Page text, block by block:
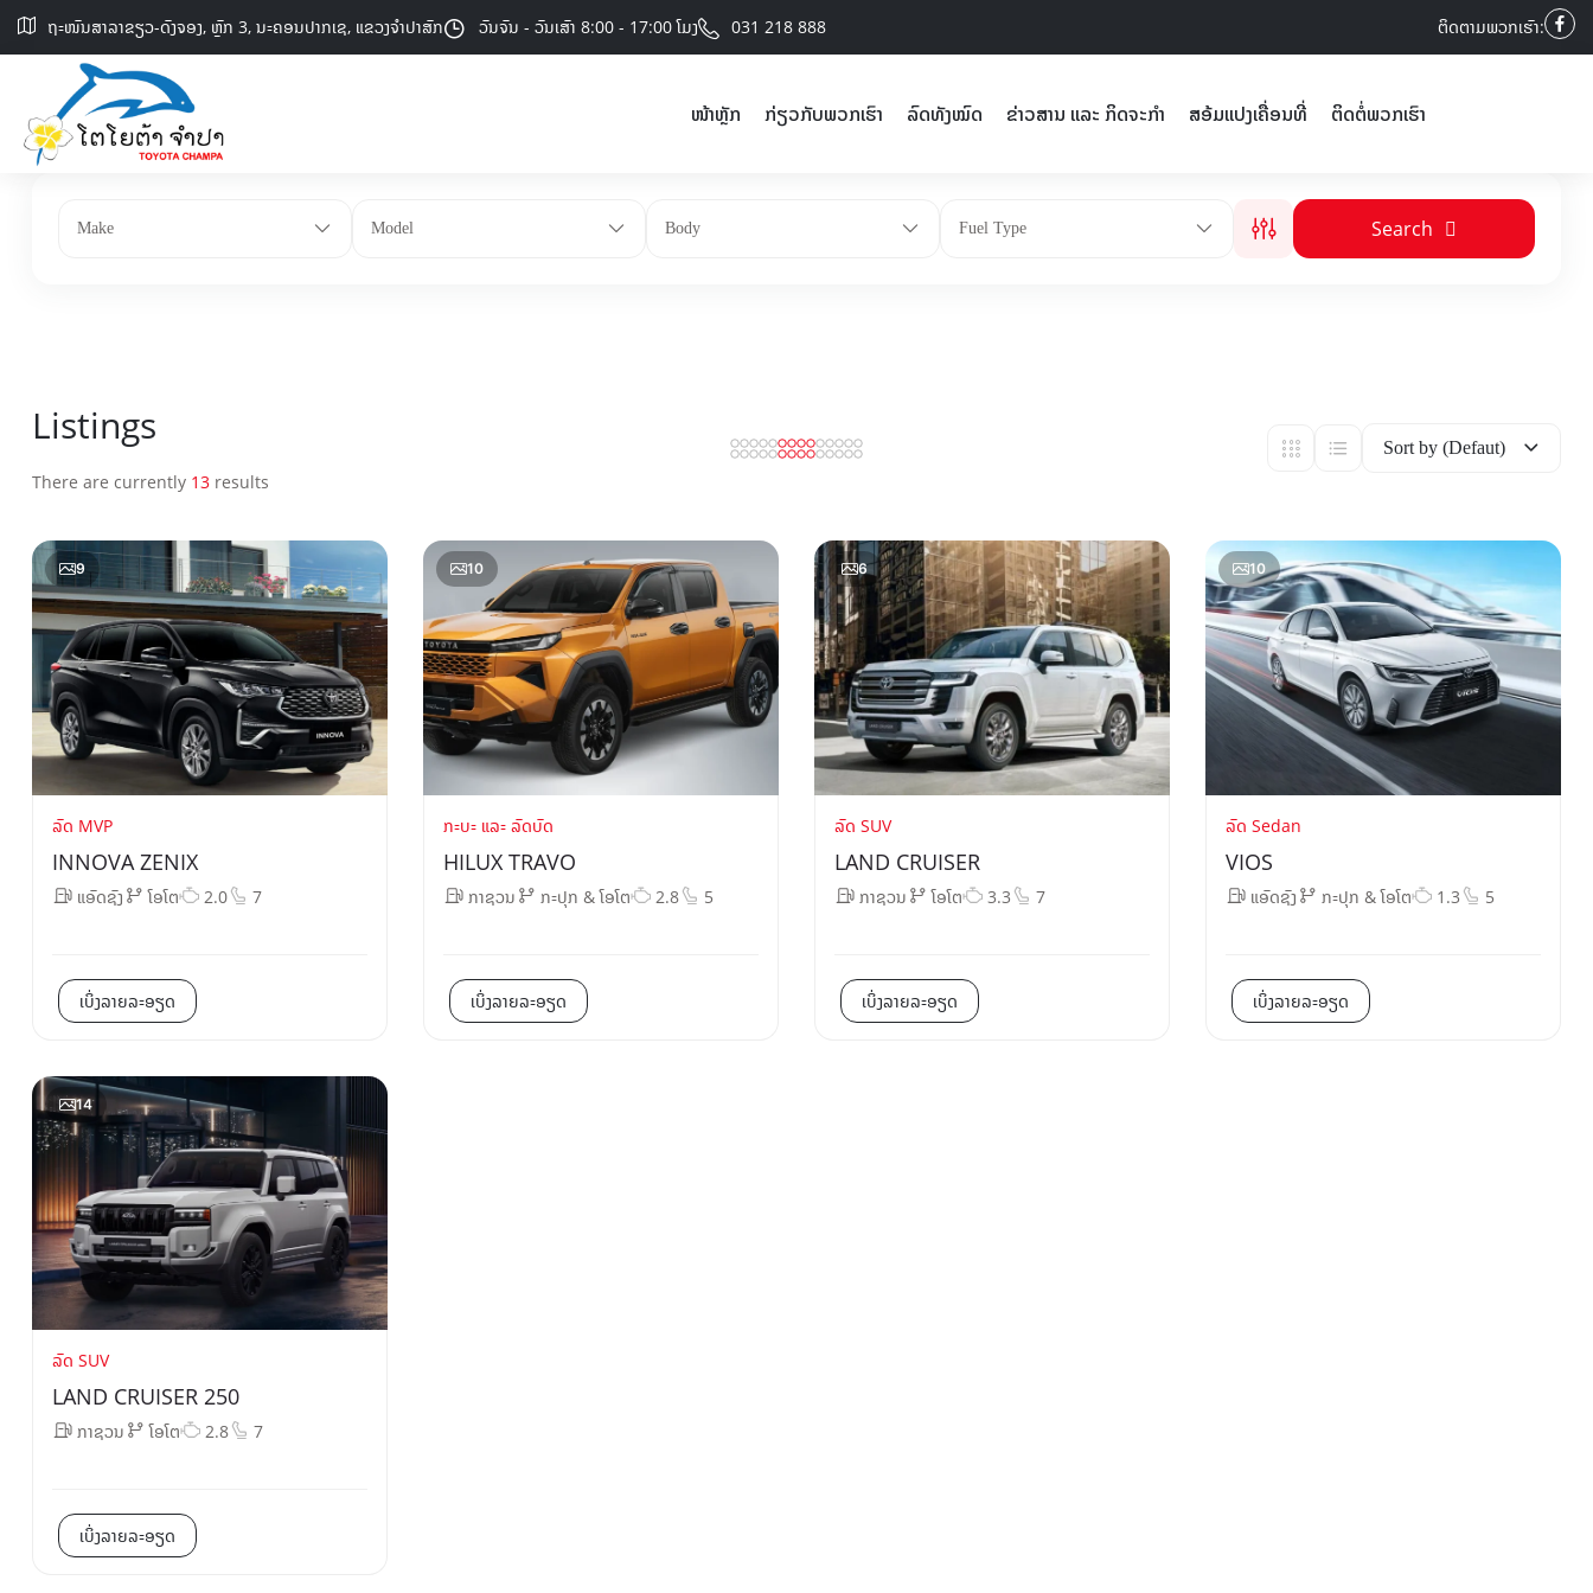
ຖະໜົນສາລາຂຽວ-ດົງຈອງ,​ ຫຼັກ 3, ນະຄອນປາກເຊ, ແຂວງຈຳປາສັກ ວັນຈັນ - ວັນເສົາ 8:00 - 17:00 ໂມງ 031 218 888 ຕິດຕາມພວກເຮົາ:
ໜ້າຫຼັກ ກ່ຽວກັບພວກເຮົາ ລົດທັງໝົດ ຂ່າວສານ ແລະ ກິດຈະກຳ ສອ້ມແປງເຄື່ອນທີ່ ຕິດຕໍ່ພວກເຮົາ
Make Model Body Fuel Type Search
Listings
There are currently 13 results
Sort by (Defaut)
9
ລົດ MVP
INNOVA ZENIX
ແອັດຊັງ ໂອໂຕ 2.0 7
ເບິ່ງລາຍລະອຽດ
10
ກະບະ ແລະ ລົດບັດ
HILUX TRAVO
ກາຊວນ ກະປຸກ & ໂອໂຕ 2.8 5
ເບິ່ງລາຍລະອຽດ
6
ລົດ SUV
LAND CRUISER
ກາຊວນ ໂອໂຕ 3.3 7
ເບິ່ງລາຍລະອຽດ
10
ລົດ Sedan
VIOS
ແອັດຊັງ ກະປຸກ & ໂອໂຕ 1.3 5
ເບິ່ງລາຍລະອຽດ
14
ລົດ SUV
LAND CRUISER 250
ກາຊວນ ໂອໂຕ 2.8 7
ເບິ່ງລາຍລະອຽດ